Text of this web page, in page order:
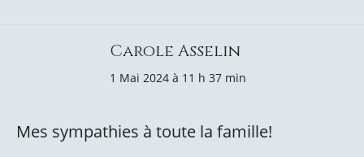
Carole Asselin
1 Mai 2024 à 11 h 37 min
Mes sympathies à toute la famille!